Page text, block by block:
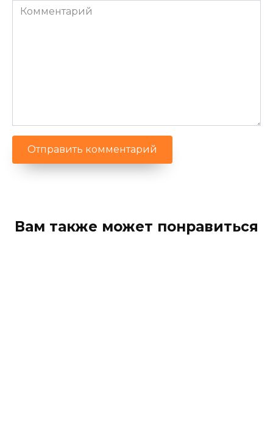
Комментарий
Вам также может понравиться